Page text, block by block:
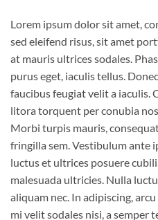
Lorem ipsum dolor sit amet,
sed eleifend risus, sit amet
at mauris ultrices sodales.
purus eget, iaculis tellus.
faucibus feugiat velit a iaculis.
litora torquent per conubia
Morbi turpis mauris,
fringilla sem. Vestibulum ante
luctus et ultrices posuere
malesuada ultricies. Nulla
aliquam nec. In adipiscing,
mi velit sodales nisi, a semper